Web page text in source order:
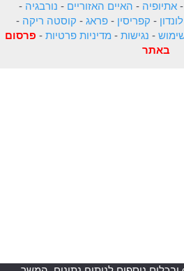
-אתיופיה - האיים האזוריים - נורבגיה -
לונדון - קפריסין -פראג - קוסטה ריקה -
- נגישות - מדיניות פרטיות - פרסום
באתר